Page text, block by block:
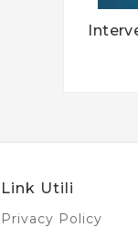
Link Utili
Privacy Policy